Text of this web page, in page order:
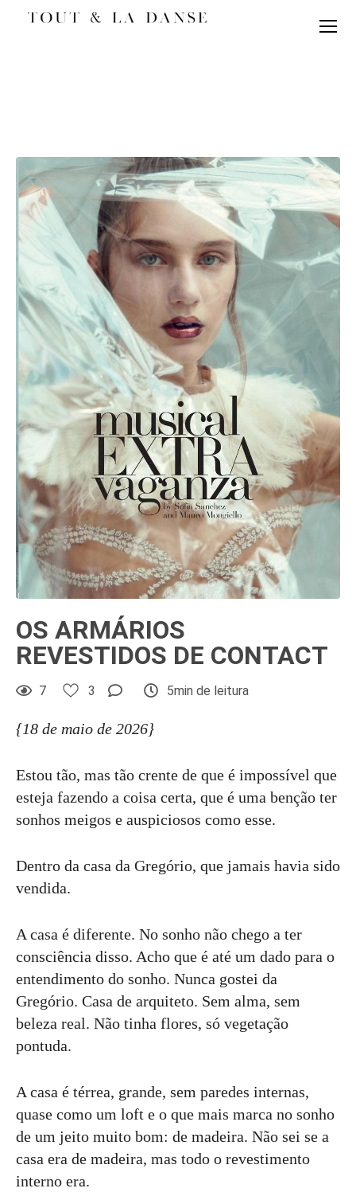
OS ARMÁRIOS
REVESTIDOS DE CONTACT
7 3 5min de leitura
{18 de maio de 2026}
Estou tão, mas tão crente de que é impossível que
esteja fazendo a coisa certa, que é uma benção ter
sonhos meigos e auspiciosos como esse.
Dentro da casa da Gregório, que jamais havia sido
vendida.
A casa é diferente. No sonho não chego a ter
consciência disso. Acho que é até um dado para o
entendimento do sonho. Nunca gostei da
Gregório. Casa de arquiteto. Sem alma, sem
beleza real. Não tinha flores, só vegetação
pontuda.
A casa é térrea, grande, sem paredes internas,
quase como um loft e o que mais marca no sonho
de um jeito muito bom: de madeira. Não sei se a
casa era de madeira, mas todo o revestimento
interno era.